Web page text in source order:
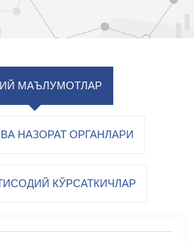
МАЪЛУМОТЛАР
НАЗОРАТ ОРГАНЛАРИ
КЎРСАТКИЧЛАР